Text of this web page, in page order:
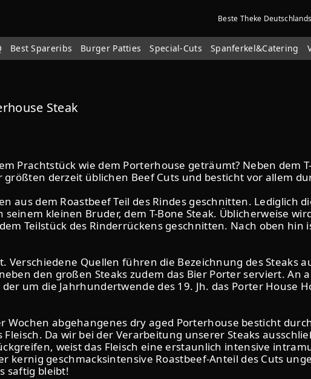
Beste Theke Deutschlands
Best Spareribs Burger Patties Special-Cuts Spanferkel&Catering
Steak
Prachtstück wie dem Porterhouse geträumt? Neben dem
derzeit üblichen Beef Cuts und besticht vor allem
aus dem Roastbeef Teil des Rindes geschnitten. Lediglich
kleinen Bruder, dem T-Bone Steak. Üblicherweise
Teilstück des Rinderrückens geschnitten. Nach oben hin
Quellen führen die Bezeichnung des Steaks
den großen Steaks zudem das Bier Porter serviert. An
um die Jahrhundertwende des 19. Jh. das Porter House
abgehangenes dry aged Porterhouse besticht
Da wir bei der Verarbeitung unserer Steaks
weist das Fleisch eine erstaunlich intensive
kernig geschmacksintensive Roastbeef-Anteil des Cuts
saftig bleibt!